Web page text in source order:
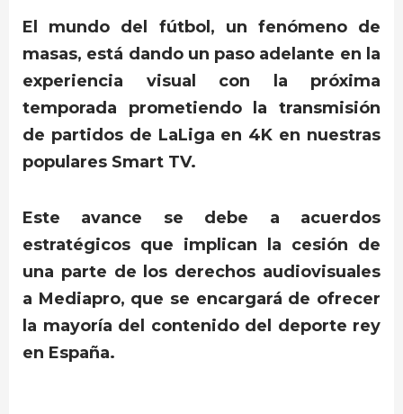
El mundo del fútbol, un fenómeno de
masas, está dando un paso adelante en la
experiencia visual con la próxima
temporada prometiendo la transmisión
de partidos de LaLiga en 4K en nuestras
populares Smart TV.
Este avance se debe a acuerdos
estratégicos que implican la cesión de
una parte de los derechos audiovisuales
a Mediapro, que se encargará de ofrecer
la mayoría del contenido del deporte rey
en España.